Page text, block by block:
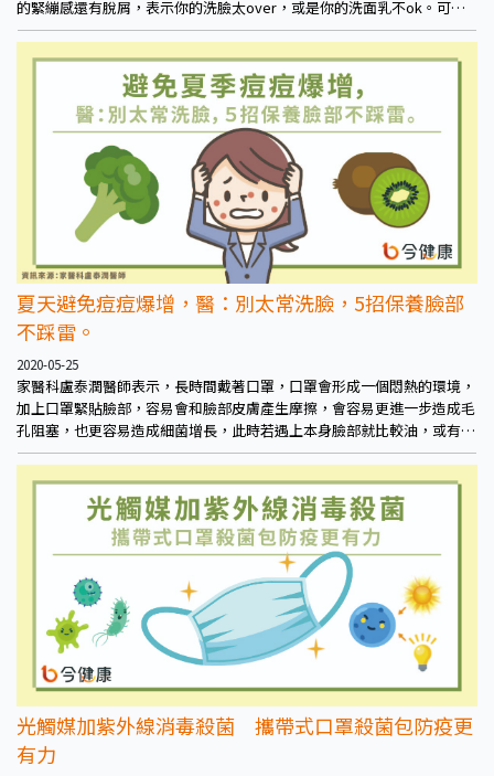
的緊繃感還有脫屑，表示你的洗臉太over，或是你的洗面乳不ok。可以
stop
夏天避免痘痘爆增，醫：別太常洗臉，5招保養臉部
不踩雷。
2020-05-25
家醫科盧泰潤醫師表示，長時間戴著口罩，口罩會形成一個悶熱的環境，
加上口罩緊貼臉部，容易會和臉部皮膚產生摩擦，會容易更進一步造成毛
孔阻塞，也更容易造成細菌增長，此時若遇上本身臉部就比較油，或有異
位性皮膚炎、接觸性皮膚炎、酒糟性皮膚炎、容易出現粉刺型的膚質等膚
更容易長痘痘、粉刺等，重則讓原本就有的皮膚問題加重。
光觸媒加紫外線消毒殺菌 攜帶式口罩殺菌包防疫更
有力